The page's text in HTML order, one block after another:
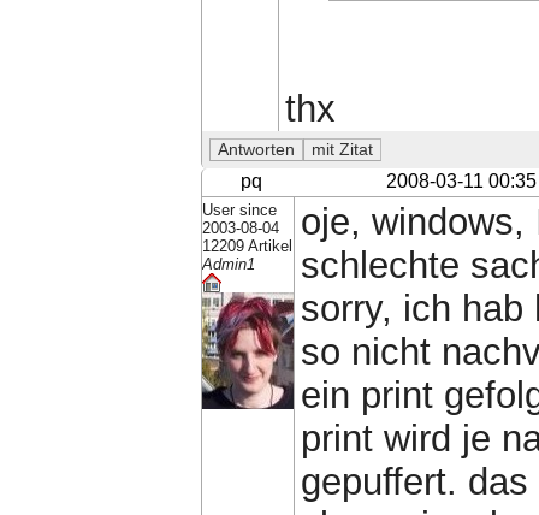
thx
pq 2008-03-11 00:35
User since
2003-08-04
12209 Artikel
Admin1
oje,
schlechte
sorry, ich hab
so nicht
ein print
print wird je
gepuffert.